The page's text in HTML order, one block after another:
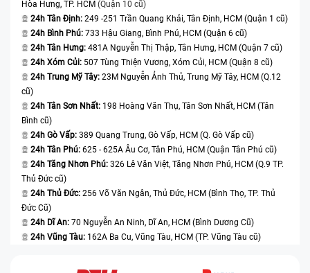
Hòa Hưng, TP. HCM (Quận 10 cũ)
24h Tân Định: 249 -251 Trần Quang Khải, Tân Định, HCM (Quận 1 cũ)
24h Bình Phú: 733 Hậu Giang, Bình Phú, HCM (Quận 6 cũ)
24h Tân Hưng: 481A Nguyễn Thị Thập, Tân Hưng, HCM (Quận 7 cũ)
24h Xóm Củi: 507 Tùng Thiện Vương, Xóm Củi, HCM (Quận 8 cũ)
24h Trung Mỹ Tây: 23M Nguyễn Ảnh Thủ, Trung Mỹ Tây, HCM (Q.12
cũ)
24h Tân Sơn Nhất: 198 Hoàng Văn Thụ, Tân Sơn Nhất, HCM (Tân
Bình cũ)
24h Gò Vấp: 389 Quang Trung, Gò Vấp, HCM (Q. Gò Vấp cũ)
24h Tân Phú: 625 - 625A Âu Cơ, Tân Phú, HCM (Quận Tân Phú cũ)
24h Tăng Nhơn Phú: 326 Lê Văn Việt, Tăng Nhơn Phú, HCM (Q.9 TP.
Thủ Đức cũ)
24h Thủ Đức: 256 Võ Văn Ngân, Thủ Đức, HCM (Bình Thọ, TP. Thủ
Đức Cũ)
24h Dĩ An: 70 Nguyễn An Ninh, Dĩ An, HCM (Bình Dương Cũ)
24h Vũng Tàu: 162A Ba Cu, Vũng Tàu, HCM (TP. Vũng Tàu cũ)